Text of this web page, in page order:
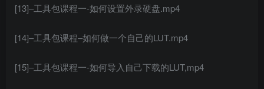
[13]–工具包课程一-如何设置外录硬盘.mp4
[14]–工具包课程–如何做一个自己的LUT.mp4
[15]–工具包课程一-如何导入自己下载的LUT,mp4